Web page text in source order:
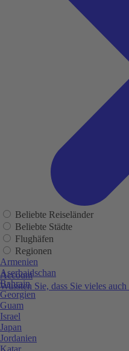
Account
Wussten Sie, dass Sie vieles
Beliebte Reiseländer
Beliebte Städte
Flughäfen
Regionen
Armenien
Aserbaidschan
Bahrain
Georgien
Guam
Israel
Japan
Jordanien
Katar